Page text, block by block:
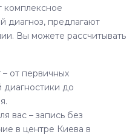
комплексное
диагноз, предлагают
Вы можете рассчитывать
от первичных
диагностики до
вас – запись без
в центре Киева в